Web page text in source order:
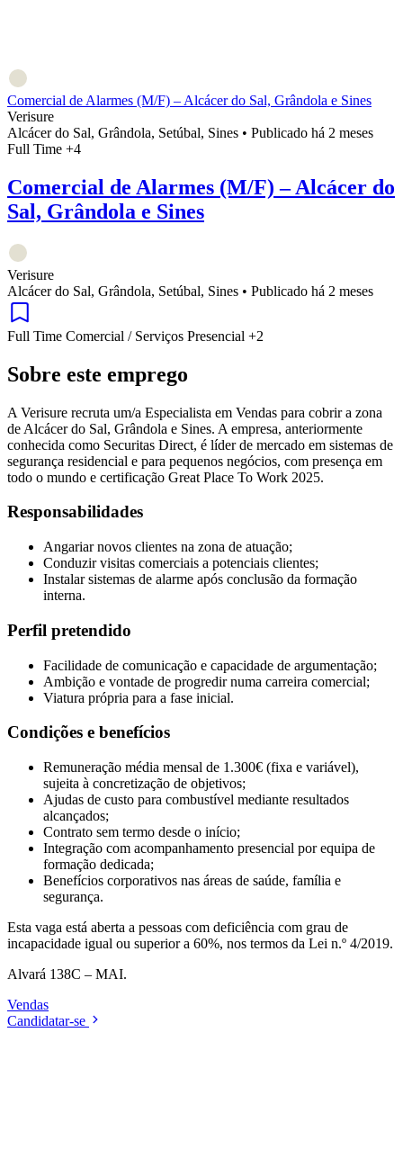
Comercial de Alarmes (M/F) – Alcácer do Sal, Grândola e Sines
Verisure
Alcácer do Sal, Grândola, Setúbal, Sines • Publicado há 2 meses
Full Time +4
Comercial de Alarmes (M/F) – Alcácer do
Sal, Grândola e Sines
Verisure
Alcácer do Sal, Grândola, Setúbal, Sines • Publicado há 2 meses
Full Time Comercial / Serviços Presencial +2
Sobre este emprego
A Verisure recruta um/a Especialista em Vendas para cobrir a zona
de Alcácer do Sal, Grândola e Sines. A empresa, anteriormente
conhecida como Securitas Direct, é líder de mercado em sistemas de
segurança residencial e para pequenos negócios, com presença em
todo o mundo e certificação Great Place To Work 2025.
Responsabilidades
Angariar novos clientes na zona de atuação;
Conduzir visitas comerciais a potenciais clientes;
Instalar sistemas de alarme após conclusão da formação
interna.
Perfil pretendido
Facilidade de comunicação e capacidade de argumentação;
Ambição e vontade de progredir numa carreira comercial;
Viatura própria para a fase inicial.
Condições e benefícios
Remuneração média mensal de 1.300€ (fixa e variável),
sujeita à concretização de objetivos;
Ajudas de custo para combustível mediante resultados
alcançados;
Contrato sem termo desde o início;
Integração com acompanhamento presencial por equipa de
formação dedicada;
Benefícios corporativos nas áreas de saúde, família e
segurança.
Esta vaga está aberta a pessoas com deficiência com grau de
incapacidade igual ou superior a 60%, nos termos da Lei n.º 4/2019.
Alvará 138C – MAI.
Vendas
Candidatar-se